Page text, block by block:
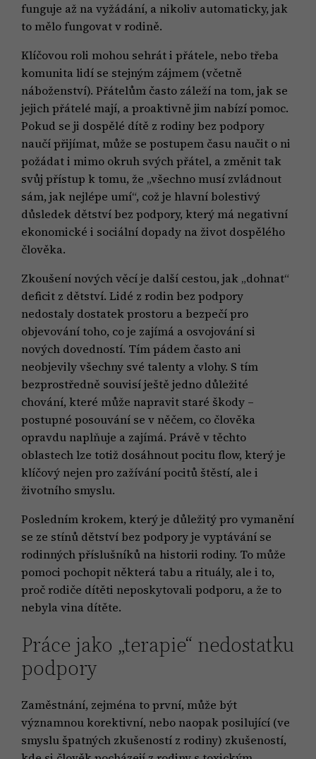
funguje až na vyžádání, a nikoliv automaticky, jak
to mělo fungovat v rodině.
Klíčovou roli mohou sehrát i přátele, nebo třeba
komunita lidí se stejným zájmem (včetně
náboženství). Přátelům často záleží na tom, jak se
jejich přátelé mají, a proaktivně jim nabízí pomoc.
Pokud se ji dospělé dítě z rodiny bez podpory
naučí přijímat, může se postupem času naučit o ni
požádat i mimo okruh svých přátel, a změnit tak
svůj přístup k tomu, že „všechno musí zvládnout
sám, jak nejlépe umí“, což je hlavní bolestivý
důsledek dětství bez podpory, který má negativní
ekonomické i sociální dopady na život dospělého
člověka.
Zkoušení nových věcí je další cestou, jak „dohnat“
deficit z dětství. Lidé z rodin bez podpory
nedostaly dostatek prostoru a bezpečí pro
objevování toho, co je zajímá a osvojování si
nových dovedností. Tím pádem často ani
neobjevily všechny své talenty a vlohy. S tím
bezprostředně souvisí ještě jedno důležité
chování, které může napravit staré škody –
postupné posouvání se v něčem, co člověka
opravdu naplňuje a zajímá. Právě v těchto
oblastech lze totiž dosáhnout pocitu flow, který je
klíčový nejen pro zažívání pocitů štěstí, ale i
životního smyslu.
Posledním krokem, který je důležitý pro vymanění
se ze stínů dětství bez podpory je vyptávání se
rodinných příslušníků na historii rodiny. To může
pomoci pochopit některá tabu a rituály, ale i to,
proč rodiče dítěti neposkytovali podporu, a že to
nebyla vina dítěte.
Práce jako „terapie“ nedostatku
podpory
Zaměstnání, zejména to první, může být
významnou korektivní, nebo naopak posilující (ve
smyslu špatných zkušeností z rodiny) zkušeností,